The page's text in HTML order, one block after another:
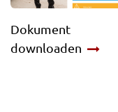
Dokument
downloaden